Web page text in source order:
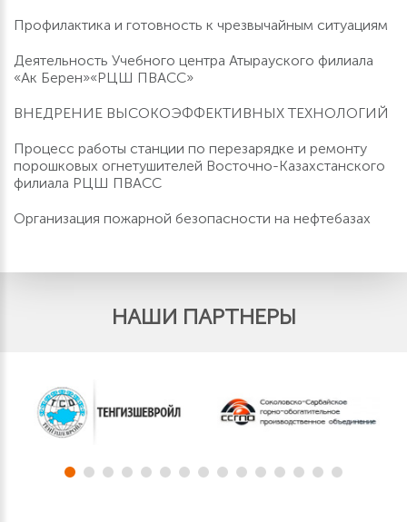
Профилактика и готовность к чрезвычайным ситуациям
Деятельность Учебного центра Атырауского филиала
«Ак Берен»«РЦШ ПВАСС»
ВНЕДРЕНИЕ ВЫСОКОЭФФЕКТИВНЫХ ТЕХНОЛОГИЙ
Процесс работы станции по перезарядке и ремонту
порошковых огнетушителей Восточно-Казахстанского
филиала РЦШ ПВАСС
Организация пожарной безопасности на нефтебазах
НАШИ ПАРТНЕРЫ